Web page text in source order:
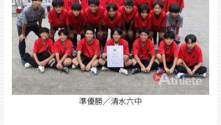
準優勝／清水六中